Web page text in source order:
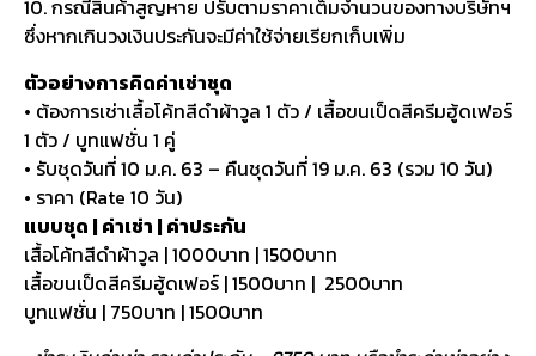
10. กรณีสินค้าสูญหาย ปรับตามราคาเต็มจำนวนของทางบริษัทฯ
ซึ่งหากเกินวงเงินประกันจะมีค่าใช้จ่ายเรียกเก็บเพิ่ม
ตัวอย่างการคิดค่าเช่าชุด
• ต้องการเช่าเสื้อโค้ทสีดำผ้าวูล 1 ตัว / เสื้อขนเป็ดสีครีมฮู้ดเฟอร์
1 ตัว / บูทแฟชั่น 1 คู่
• รับชุดวันที่ 10 ม.ค. 63 – คืนชุดวันที่ 19 ม.ค. 63 (รวม 10 วัน)
• ราคา (Rate 10 วัน)
แบบชุด | ค่าเช่า | ค่าประกัน
เสื้อโค้ทสีดำผ้าวูล | 1000บาท | 1500บาท
เสื้อขนเป็ดสีครีมฮู้ดเฟอร์ | 1500บาท | 2500บาท
บูทแฟชั่น | 750บาท | 1500บาท